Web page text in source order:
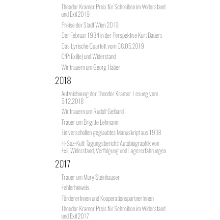
Theodor Kramer Preis für Schreiben im Widerstand
und Exil 2019
Preise der Stadt Wien 2019
Der Februar 1934 in der Perspektive Kurt Bauers
Das Lyrische Quartett vom 08.05.2019
CfP: Exil(e) und Widerstand
Wir trauern um Georg Haber
2018
Aufzeichnung der Theodor Kramer-Lesung vom
5.12.2018
Wir trauern um Rudolf Gelbard
Trauer um Brigitte Lehmann
Ein verschollen geglaubtes Manuskript aus 1938
H-Soz-Kult: Tagungsbericht: Autobiographik von
Exil, Widerstand, Verfolgung und Lagererfahrungen
2017
Trauer um Mary Steinhauser
Fehlerhinweis
FördererInnen und KooperationspartnerInnen
Theodor Kramer Preis für Schreiben im Widerstand
und Exil 2017